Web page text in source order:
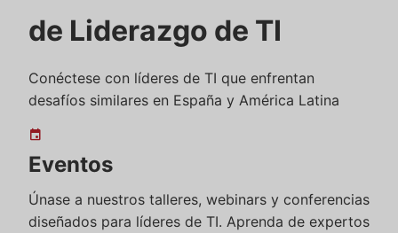
de Liderazgo de TI
Conéctese con líderes de TI que enfrentan
desafíos similares en España y América Latina
event
Eventos
Únase a nuestros talleres, webinars y conferencias
diseñados para líderes de TI. Aprenda de expertos